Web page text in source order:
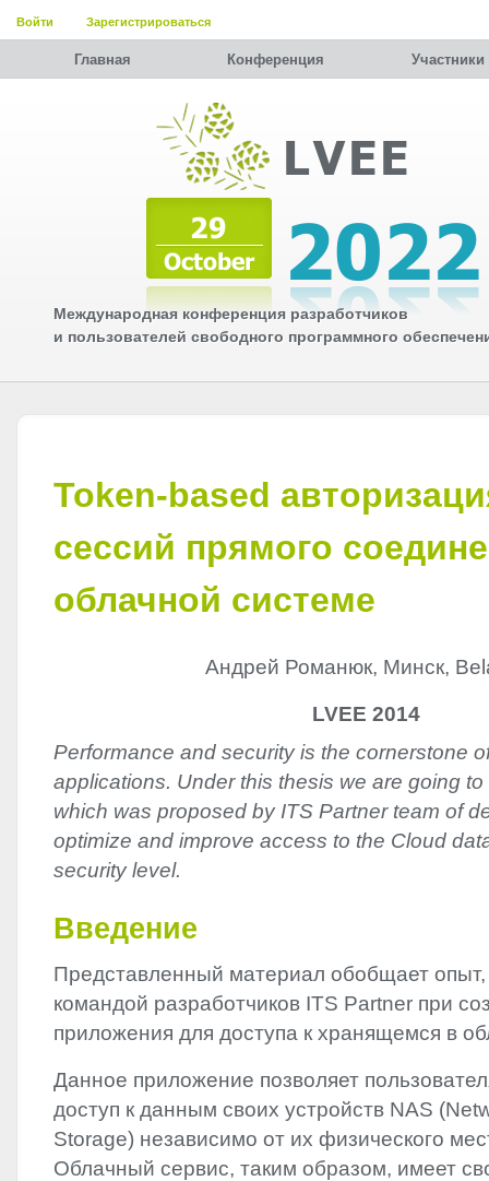
Войти Зарегистрироваться
Главная Конференция Участники
Международная конференция разработчиков
и пользователей свободного программного
Token-based
сессий прямого
облачной системе
Андрей Романюк, Минск,
LVEE 2014
Performance and security is the cornerstone
applications. Under this thesis we are going
which was proposed by ITS Partner team of
optimize and improve access to the Cloud
security level.
Введение
Представленный материал обобщает
командой разработчиков ITS Partner при
приложения для доступа к хранящемся в
Данное приложение позволяет
доступ к данным своих устройств NAS
Storage) независимо от их физического
Облачный сервис, таким образом, имеет